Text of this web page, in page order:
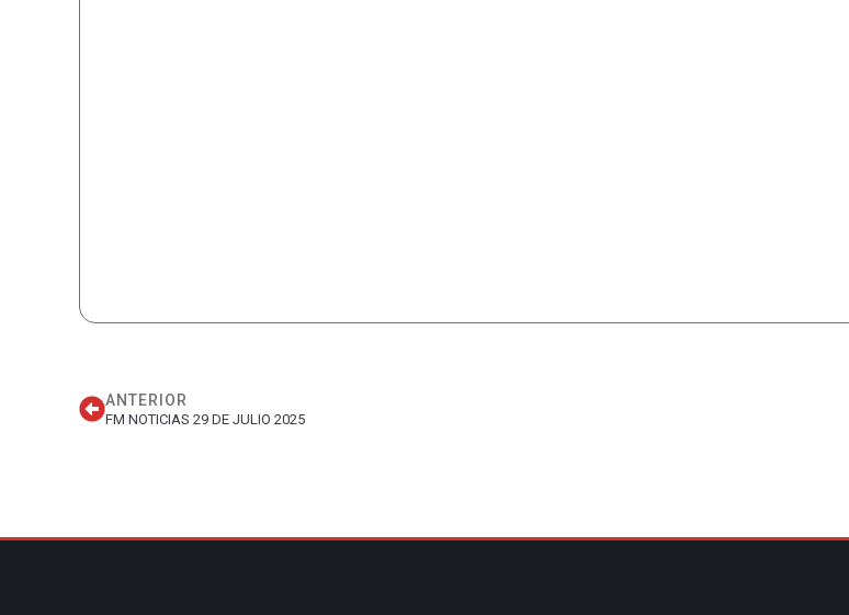
ANTERIOR
FM NOTICIAS 29 DE JULIO 2025